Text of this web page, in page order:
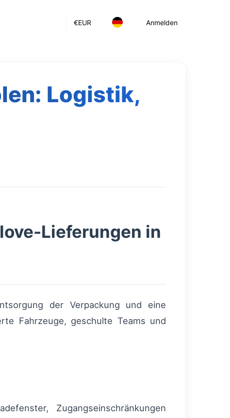
€EUR Anmelden
Logistik,
Lieferungen in
der Verpackung und eine
Fahrzeuge, geschulte Teams und
Zugangseinschränkungen